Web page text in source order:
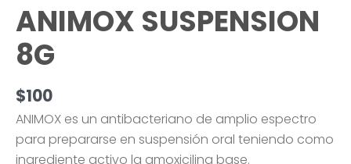
ANIMOX SUSPENSION
8G
$100
ANIMOX es un antibacteriano de amplio espectro
para prepararse en suspensión oral teniendo como
ingrediente activo la amoxicilina base.